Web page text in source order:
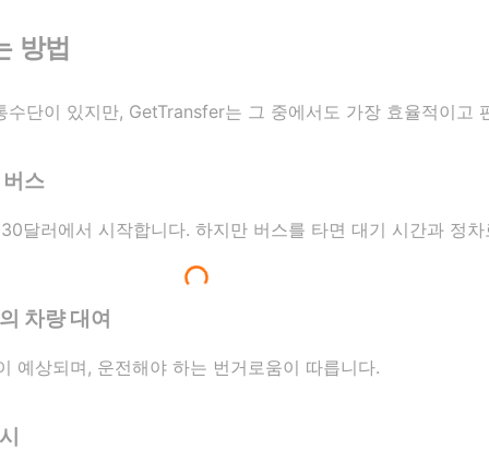
방법
단이 있지만, GetTransfer는 그 중에서도 가장 효율적이고
스
달러에서 시작합니다. 하지만 버스를 타면 대기 시간과 정
차량 대여
예상되며, 운전해야 하는 번거로움이 따릅니다.